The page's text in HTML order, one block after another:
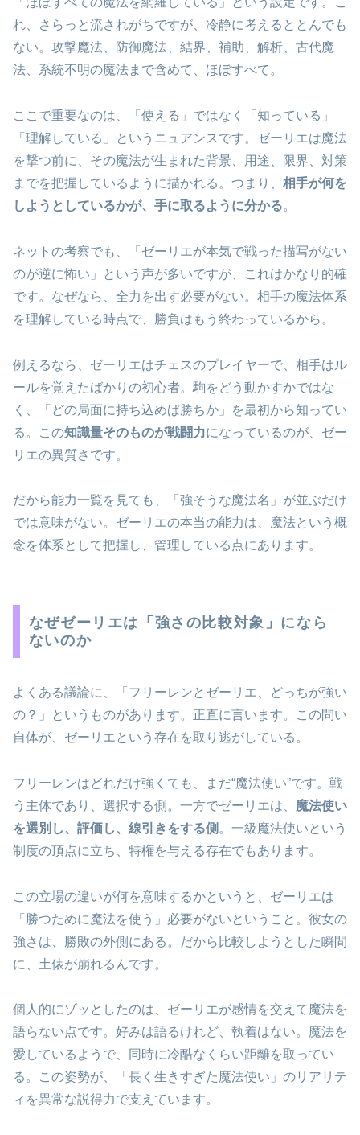
れ、さらっと流されがちですが、冷静に考えるととんでも
ない。攻撃魔法、防御魔法、結界、補助、解析、古代魔
法、系統不明の魔法まで含めて、ほぼすべて。
ここで重要なのは、「使える」ではなく「知っている」
「理解している」というニュアンスです。ゼーリエは魔法
を撃つ前に、その魔法が生まれた背景、用途、限界、対策
までを把握しているように描かれる。つまり、 相手が何を
しようとしているかが、手に取るように分かる。
ネットの考察でも、「ゼーリエが本気で戦った描写がない
のが逆に怖い」という声が多いですが、これはかなり的確
です。なぜなら、全力を出す必要がない。相手の魔法体系
を理解している時点で、勝負はもう終わっているから。
例えるなら、ゼーリエはチェスのプレイヤーで、相手はル
ールを覚えたばかりの初心者。駒をどう動かすかではな
く、「どの局面に持ち込めば勝ちか」を最初から知ってい
る。この知識量そのものが戦闘力になっているのが、ゼー
リエの異質さです。
だから能力一覧を見ても、「強そうな魔法名」が並ぶだけ
では意味がない。ゼーリエの本当の能力は、魔法という概
念を体系として把握し、管理している点にあります。
なぜゼーリエは「強さの比較対象」になら
ないのか
よくある議論に、「フリーレンとゼーリエ、どっちが強い
の？」というものがあります。正直に言います。この問い
自体が、ゼーリエという存在を取り逃がしている。
フリーレンはどれだけ強くても、まだ“魔法使い”です。戦
う主体であり、選択する側。一方でゼーリエは、 魔法使い
を選別し、評価し、線引きをする側 。一級魔法使いという
制度の頂点に立ち、特権を与える存在でもあります。
この立場の違いが何を意味するかというと、ゼーリエは
「勝つために魔法を使う」必要がないということ。彼女の
強さは、勝敗の外側にある。だから比較しようとした瞬間
に、土俵が崩れるんです。
個人的にゾッとしたのは、ゼーリエが感情を交えて魔法を
語らない点です。好みは語るけれど、執着はない。魔法を
愛しているようで、同時に冷酷なくらい距離を取ってい
る。この姿勢が、「長く生きすぎた魔法使い」のリアリテ
ィを異常な説得力で支えています。